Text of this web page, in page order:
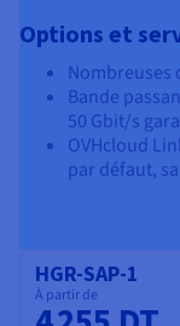
Options et
Nombreuses
Bande
50 Gbit/s
OVHcloud
par défaut,
HGR-SAP-1
À partir de